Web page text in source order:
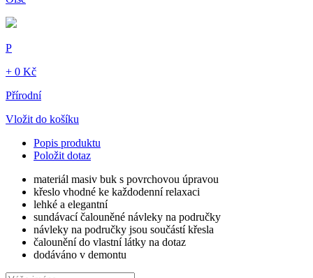
P
+ 0 Kč
Přírodní
Vložit do košíku
Popis produktu
Položit dotaz
materiál masiv buk s povrchovou úpravou
křeslo vhodné ke každodenní relaxaci
lehké a elegantní
sundávací čalouněné návleky na područky
návleky na područky jsou součástí křesla
čalounění do vlastní látky na dotaz
dodáváno v demontu